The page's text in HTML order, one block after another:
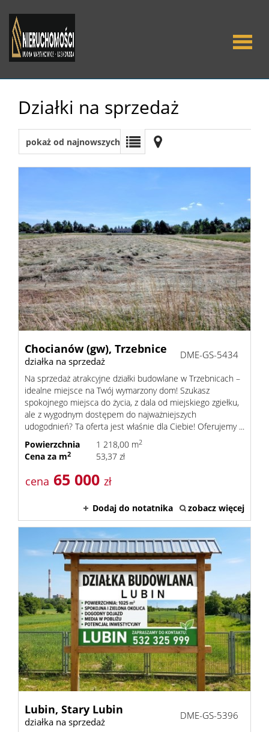
O Nas
Dzialki
Lokale
Obiekty
ADRES
kosztów
RODO
Działki na sprzedaż
pokaż od najnowszych
Chocianów (gw), Trzebnice
działka na sprzedaż
DME-GS-5434
Na sprzedaż atrakcyjne działki budowlane w Trzebnicach –
idealne miejsce na Twój wymarzony dom! Szukasz
spokojnego miejsca do życia, z dala od miejskiego zgiełku,
ale z wygodnym dostępem do najważniejszych
udogodnień? Ta oferta jest właśnie dla Ciebie! Oferujemy ...
Powierzchnia
1 218,00 m2
Cena za m2 53,37 zł
cena 65 000 zł
Dodaj do notatnika zobacz więcej
Lubin, Stary Lubin
działka na sprzedaż
DME-GS-5396